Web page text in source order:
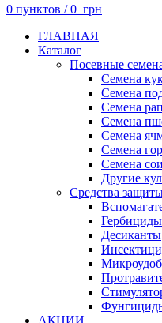
0 пунктов / 0 грн
ГЛАВНАЯ
Каталог
Посевные
Семена
Семена
Семена
Семена
Семена
Семена
Семена сои
Другие
Средства
Гербициды
Десиканты
АКЦИИ